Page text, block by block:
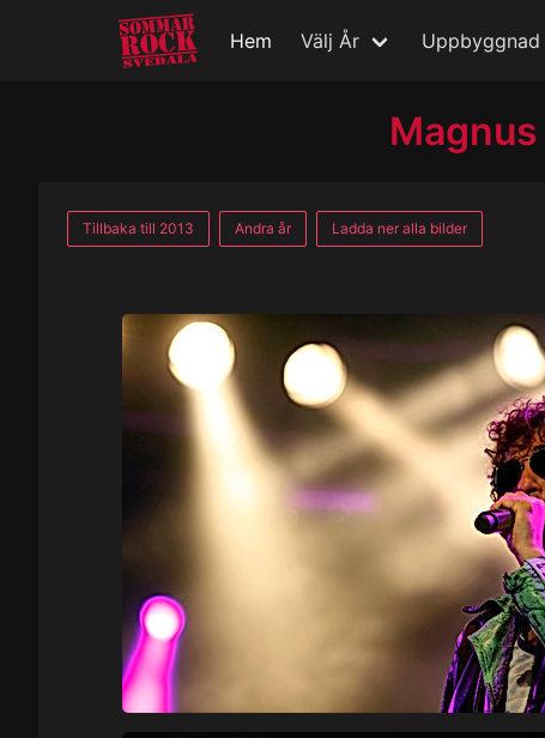
Hem Välj År Uppbyggnad
Tillbaka till 2013 Andra år Ladda ner alla bilder